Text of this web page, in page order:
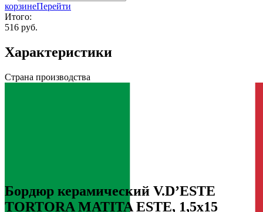
корзинеПерейти
Итого:
516 руб.
Характеристики
Страна производства
Бордюр керамический V.D’ESTE
TORTORA MATITA ESTE, 1,5x15